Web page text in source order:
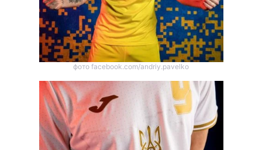
фото facebook.com/andriy.pavelko